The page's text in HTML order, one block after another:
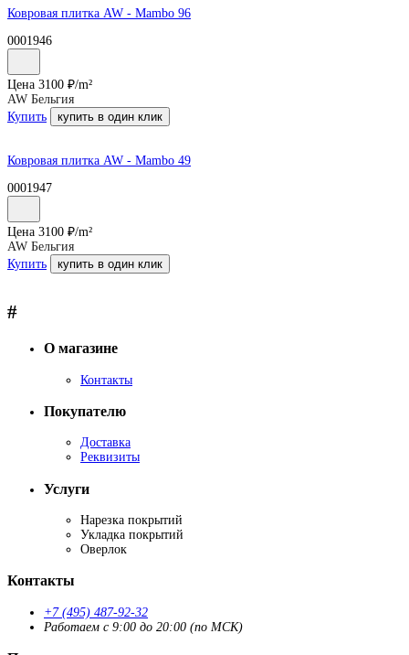
Ковровая плитка AW - Mambo 96
0001946
Цена 3100 ₽/m²
AW Бельгия
Купить
купить в один клик
Ковровая плитка AW - Mambo 49
0001947
Цена 3100 ₽/m²
AW Бельгия
Купить
купить в один клик
#
О магазине
Контакты
Покупателю
Доставка
Реквизиты
Услуги
Нарезка покрытий
Укладка покрытий
Оверлок
Контакты
+7 (495) 487-92-32
Работаем с 9:00 до 20:00 (по МСК)